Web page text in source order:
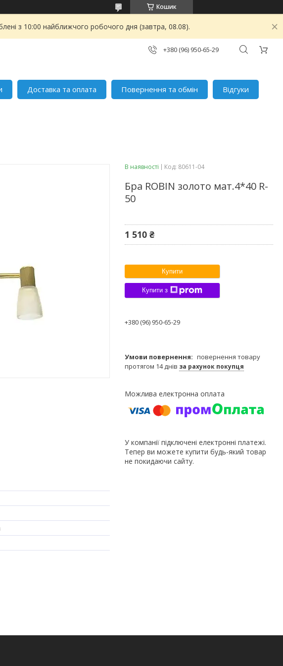
Кошик
з 10:00 найближчого робочого дня (завтра, 08.08).
+380 (96) 950-65-29
Доставка та оплата Повернення та обмін
Відгуки
В наявності Код: 80611-04
Бра ROBIN золото мат.4*40 R-
50
1 510 ₴
Купити
Купити з
+380 (96) 950-65-29
повернення товару
протягом 14 днів за рахунок покупця
У компанії підключені електронні платежі.
Тепер ви можете купити будь-який товар
не покидаючи сайту.